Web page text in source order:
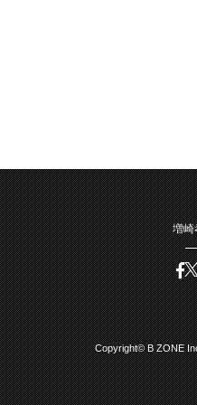
増崎
Copyright© B ZONE